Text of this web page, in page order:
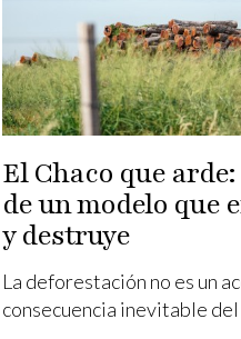
El Chaco que
de un modelo que
y destruye
La deforestación no es un
consecuencia inevitable